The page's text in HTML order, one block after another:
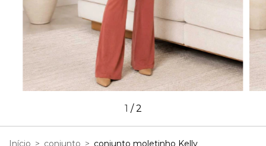
1 /2
Início > conjunto > conjunto moletinho Kelly